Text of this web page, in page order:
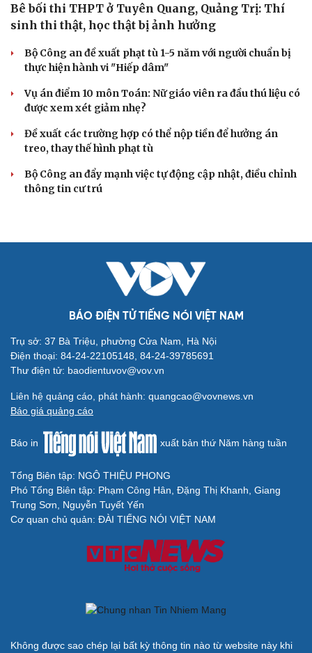
Cải chính
Bê bối thi THPT ở Tuyên Quang, Quảng Trị: Thí
sinh thi thật, học thật bị ảnh hưởng
Bộ Công an đề xuất phạt tù 1-5 năm với người chuẩn bị
thực hiện hành vi "Hiếp dâm"
Vụ án điểm 10 môn Toán: Nữ giáo viên ra đầu thú liệu có
được xem xét giảm nhẹ?
Đề xuất các trường hợp có thể nộp tiền để hưởng án
treo, thay thế hình phạt tù
Bộ Công an đẩy mạnh việc tự động cập nhật, điều chỉnh
thông tin cư trú
BÁO ĐIỆN TỬ TIẾNG NÓI VIỆT NAM
Trụ sở: 37 Bà Triệu, phường Cửa Nam, Hà Nội
Điện thoại: 84-24-22105148, 84-24-39785691
Thư điện tử: baodientuvov@vov.vn
Liên hệ quảng cáo, phát hành: quangcao@vovnews.vn
Báo giá quảng cáo
Báo in xuất bản thứ Năm hàng tuần
Tổng Biên tập: NGÔ THIỆU PHONG
Phó Tổng Biên tập: Phạm Công Hân, Đặng Thị Khanh, Giang
Trung Sơn, Nguyễn Tuyết Yến
Cơ quan chủ quản: ĐÀI TIẾNG NÓI VIỆT NAM
Không được sao chép lại bất kỳ thông tin nào từ website này khi